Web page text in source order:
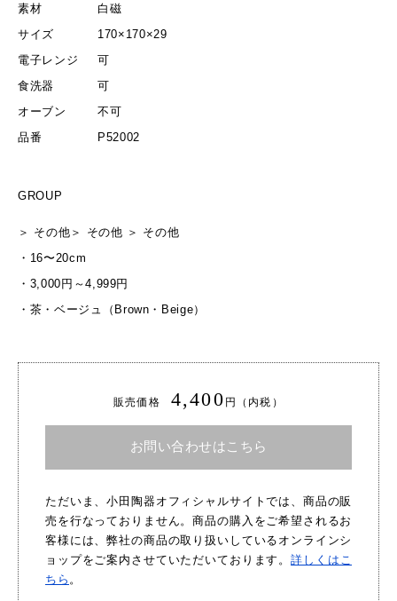
素材
白磁
サイズ
170×170×29
電子レンジ
可
食洗器
可
オーブン
不可
品番
P52002
GROUP
＞ その他 ＞ その他 ＞ その他
・ 16〜20cm
・ 3,000円～4,999円
・ 茶・ベージュ（Brown・Beige）
販売価格 4,400 円（内税）
お問い合わせはこちら
ただいま、小田陶器オフィシャルサイトでは、商品の販
売を行なっておりません。商品の購入をご希望されるお
客様には、弊社の商品の取り扱いしているオンラインシ
ョップをご案内させていただいております。詳しくはこ
ちら 。